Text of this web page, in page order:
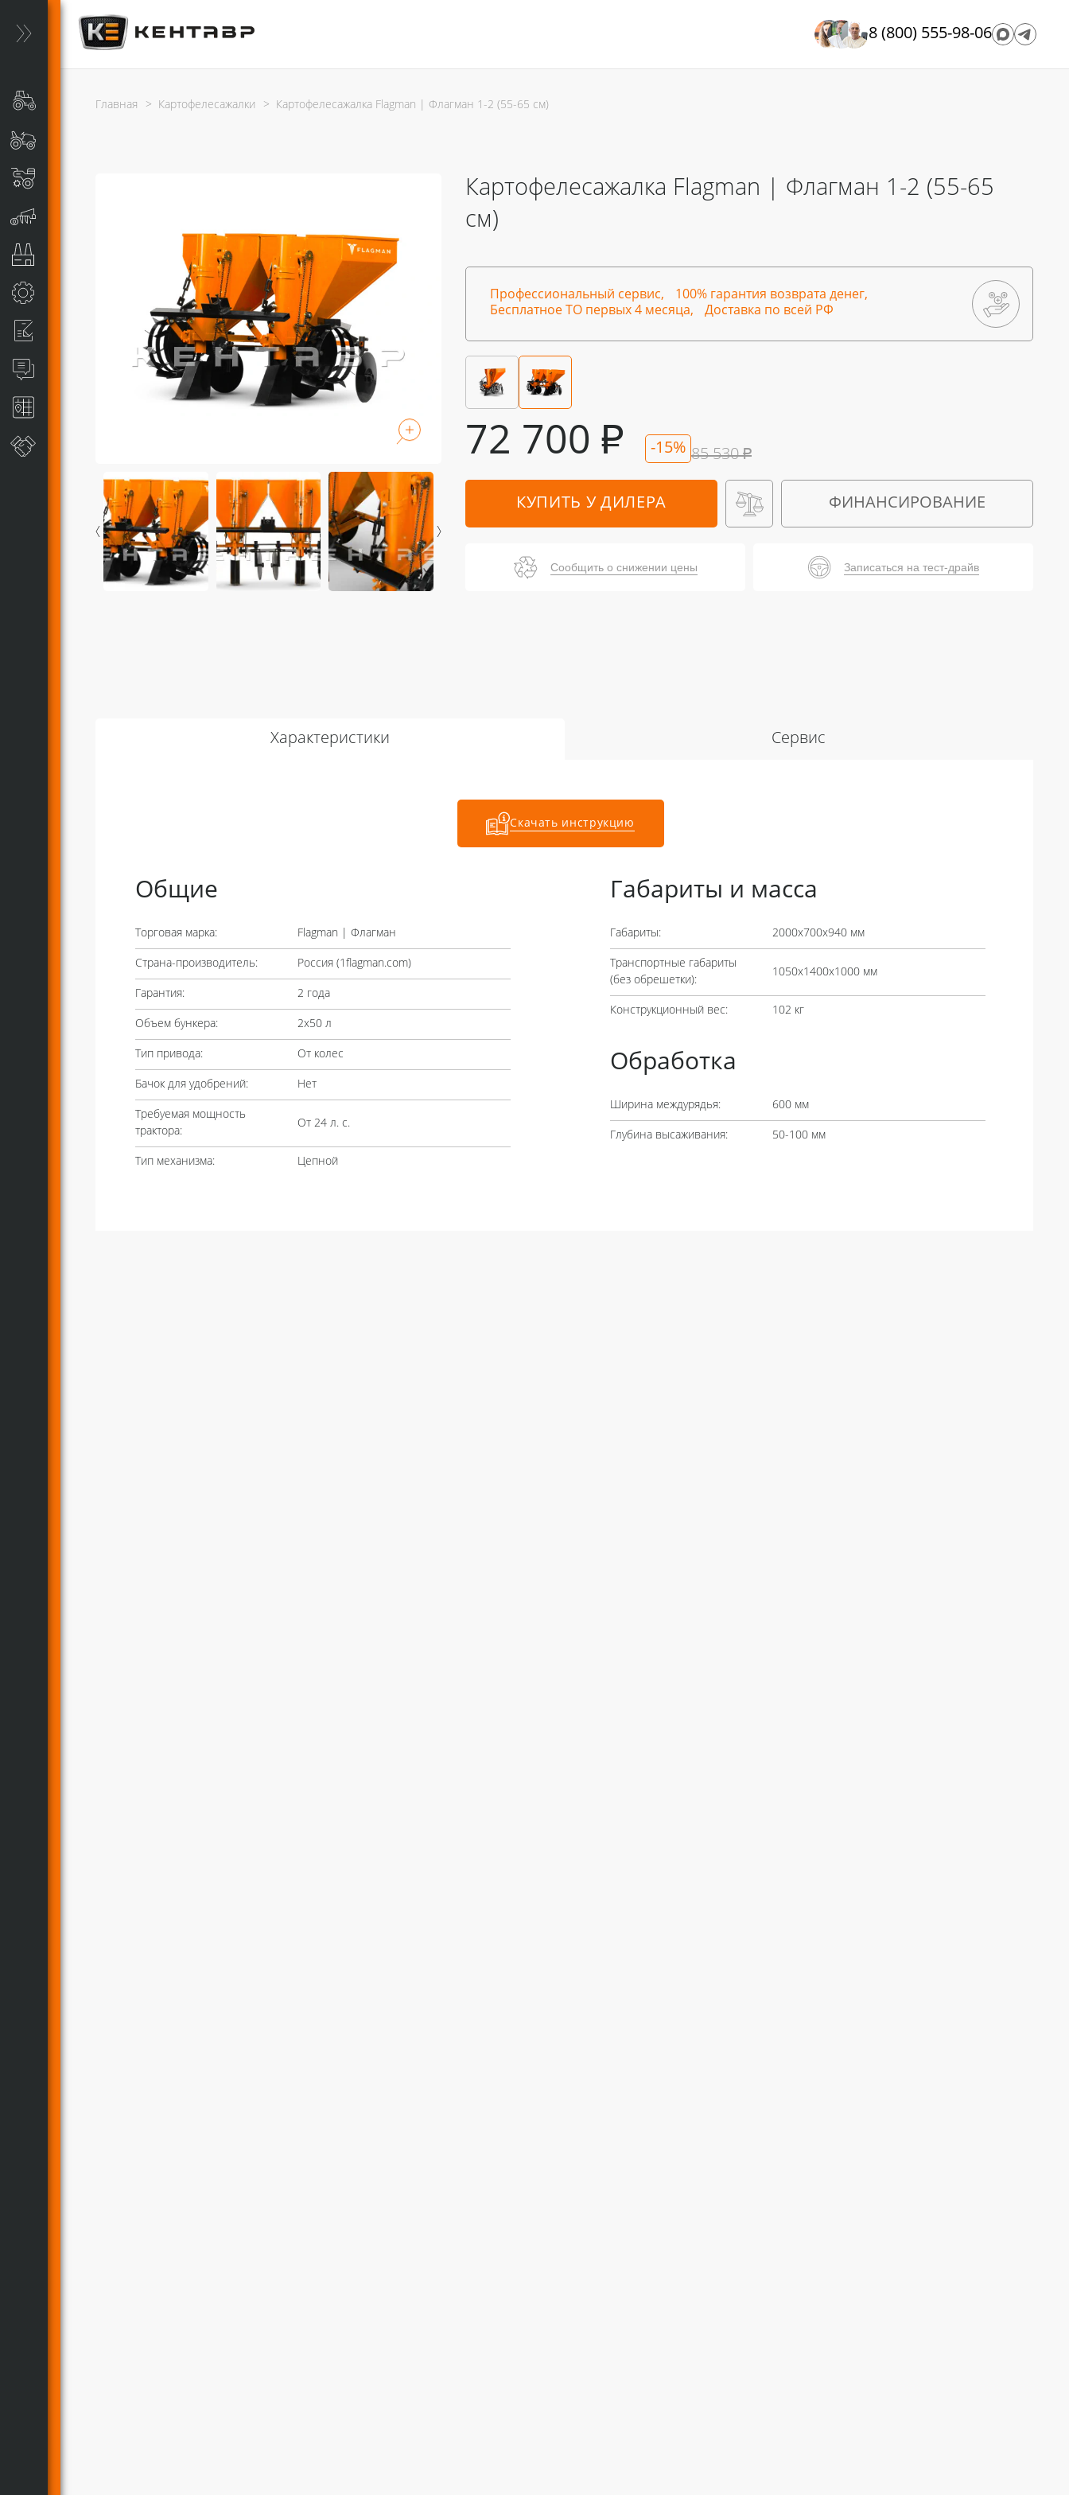
8 (800) 555-98-06
Главная > Картофелесажалки > Картофелесажалка Flagman | Флагман 1-2 (55-65 см)
Картофелесажалка Flagman | Флагман 1-2 (55-65
см)
Профессиональный сервис,
100% гарантия возврата денег,
Бесплатное ТО первых 4 месяца,
Доставка по всей РФ
85 530₽
-15%
72 700 ₽
КУПИТЬ У ДИЛЕРА ФИНАНСИРОВАНИЕ
Сообщить о снижении цены Записаться на тест-драйв
Характеристики Сервис
Скачать инструкцию
Общие
Торговая марка: Flagman | Флагман
Страна-производитель: Россия (1flagman.com)
Гарантия: 2 года
Объем бункера: 2х50 л
Тип привода: От колес
Бачок для удобрений: Нет
Требуемая мощность
трактора:
От 24 л. с.
Тип механизма: Цепной
Габариты и масса
Габариты: 2000х700х940 мм
Транспортные габариты
(без обрешетки):
1050х1400х1000 мм
Конструкционный вес: 102 кг
Обработка
Ширина междурядья: 600 мм
Глубина высаживания: 50-100 мм